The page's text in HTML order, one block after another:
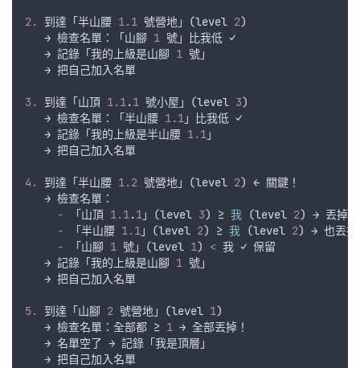
2. 到達 「 半山腰 1.1 號營地 」(level 2)
   →
檢查名單 ：「 山腳 1 號 」 比我低 ✓
   →
記錄 「 我的上級是山腳 1 號 」
   →
把自己加入名單
3. 到達 「 山頂 1.1.1 號小屋 」(level 3)
   →
檢查名單 ：「 半山腰 1.1 」 比我低 ✓
   →
記錄 「 我的上級是半山腰 1.1 」
   →
把自己加入名單
4. 到達 「 半山腰 1.2 號營地 」(level 2) ← 關鍵 ！
   →
檢查名單 ：
- 「 山頂 1.1.1 」(level 3) ≥ 我 (level 2) → 丟掉
- 「 半山腰 1.1 」(level 2) ≥ 我 (level 2) → 也丟掉
- 「 山腳 1 號 」(level 1) < 我 ✓ 保留
   →
記錄 「 我的上級是山腳 1 號 」
   →
把自己加入名單
5. 到達 「 山腳 2 號營地 」(level 1)
   →
檢查名單 ： 全部都 ≥ 1 → 全部丟掉 ！
   →
名單空了 → 記錄 「 我是頂層 」
   →
把自己加入名單